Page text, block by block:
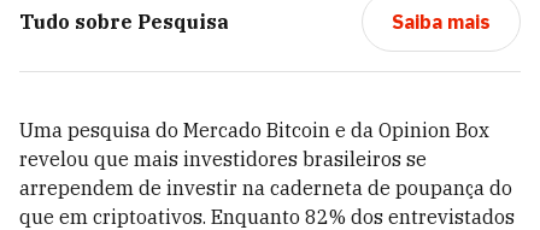
Tudo sobre Pesquisa Saiba mais
Uma pesquisa do Mercado Bitcoin e da Opinion Box
revelou que mais investidores brasileiros se
arrependem de investir na caderneta de poupança do
que em criptoativos. Enquanto 82% dos entrevistados